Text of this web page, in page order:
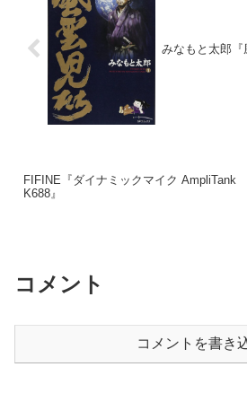
みなもと太郎
FIFINE『ダイナミックマイク AmpliTank
K688』
コメント
コメントを書き